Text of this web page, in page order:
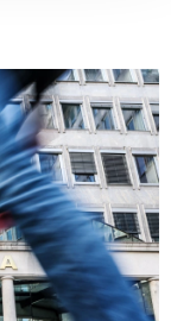
tako, da
lahko